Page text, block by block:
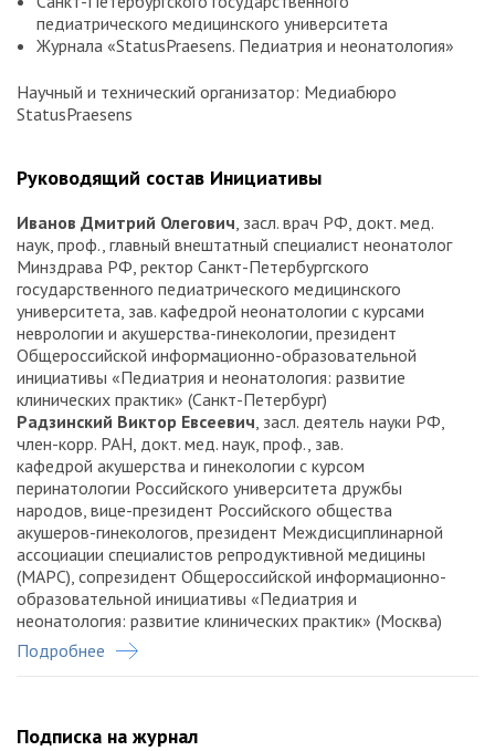
педиатрического медицинского университета
Журнала «StatusPraesens. Педиатрия и неонатология»
Научный и технический организатор: Медиабюро
StatusPraesens
Руководящий состав Инициативы
Иванов Дмитрий Олегович, засл. врач РФ, докт. мед.
наук, проф., главный внештатный специалист неонатолог
Минздрава РФ, ректор Санкт-Петербургского
государственного педиатрического медицинского
университета, зав. кафедрой неонатологии с курсами
неврологии и акушерства-гинекологии, президент
Общероссийской информационно-образовательной
инициативы «Педиатрия и неонатология: развитие
клинических практик» (Санкт-Петербург)
Радзинский Виктор Евсеевич, засл. деятель науки РФ,
член-корр. РАН, докт. мед. наук, проф., зав.
кафедрой акушерства и гинекологии с курсом
перинатологии Российского университета дружбы
народов, вице-президент Российского общества
акушеров-гинекологов, президент Междисциплинарной
ассоциации специалистов репродуктивной медицины
(МАРС), сопрезидент Общероссийской информационно-
образовательной инициативы «Педиатрия и
неонатология: развитие клинических практик» (Москва)
Захарова Ирина Николаевна
президент Ассоциации врачей по содействию в
Подробнее
Подписка на журнал